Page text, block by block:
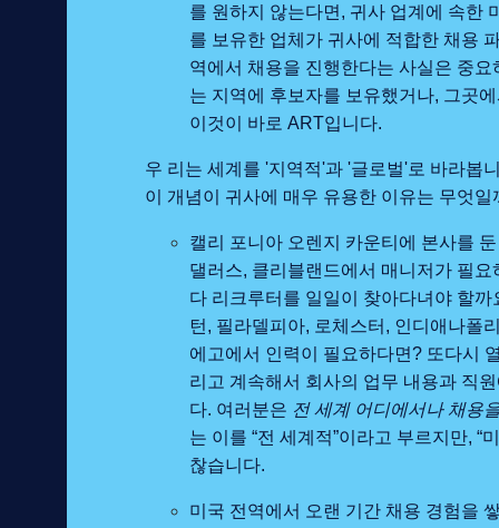
를 원하지 않는다면, 귀사 업계에 속한
를 보유한 업체가 귀사에 적합한 채용
역에서 채용을 진행한다는 사실은 중
는 지역에 후보자를 보유했거나, 그곳
이것이 바로 ART입니다.
우 리는 세계를 '지역적'과 '글로벌'로 바라봅
이 개념이 귀사에 매우 유용한 이유는 무엇일
캘리 포니아 오렌지 카운티에 본사를
댈러스, 클리블랜드에서 매니저가 필
다 리크루터를 일일이 찾아다녀야 할
턴, 필라델피아, 로체스터, 인디애나폴
에고에서 인력이 필요하다면? 또다시
리고 계속해서 회사의 업무 내용과 직
다. 여러분은 전 세계 어디에서나 채용
는 이를 “전 세계적”이라고 부르지만, “
찮습니다.
미국 전역에서 오랜 기간 채용 경험을